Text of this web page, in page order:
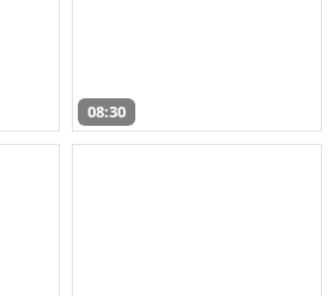
08:30